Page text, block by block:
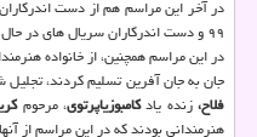
۹۹ و دست اندرکاران سریال های در حال ساخت سیما قدردانی گردید.
جان به جان آفرین تسلیم کردند، تجلیل
فلاح،زنده یادکامبوزیاپرتوی، مرحوم
هنرمندانی بودند که در این مراسم از